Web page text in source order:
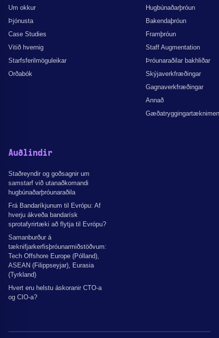
Um okkur
Þjónusta
Case Studies
Vitið hvernig
Starfsferilmöguleikar
Orðabók
Hugbúnaðarþróun
Bakendaþróun
Framþróun
Staff Augmentation
Þróunaraðilar bakhliðar
Skýjaverkfræðingar
Gagnaverkfræðingar
Annað
Auðlindir
Staðreyndir og goðsagnir um
samstarf við utanaðkomandi
hugbúnaðarþróunaraðila
Frá Bandaríkjunum til Evrópu: Af
hverju ákveða bandarísk
sprotafyrirtæki að flytja til Evrópu?
Samanburður á
tæknifjarkerfisþróunarmiðstöðvum:
Tech Offshore Europe (Pólland),
ASEAN (Filippseyjar), Eurasia
(Tyrkland)
Hvert eru helstu áskoranir CTO-a
og CIO-a?